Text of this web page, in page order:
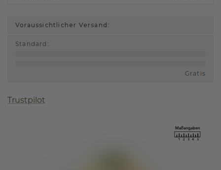
Voraussichtlicher Versand:
Standard :
Gratis
Trustpilot